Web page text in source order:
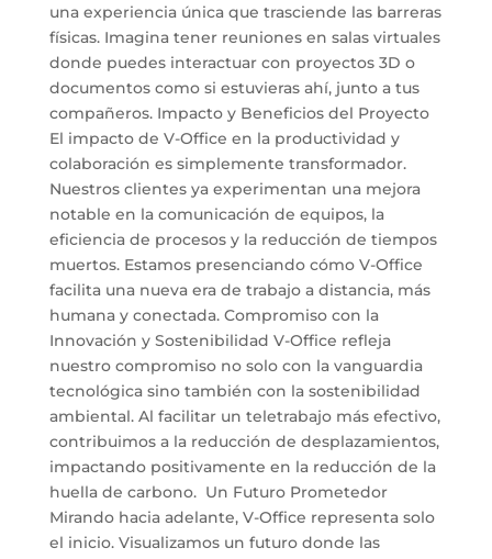
una experiencia única que trasciende las barreras
físicas. Imagina tener reuniones en salas virtuales
donde puedes interactuar con proyectos 3D o
documentos como si estuvieras ahí, junto a tus
compañeros. Impacto y Beneficios del Proyecto
El impacto de V-Office en la productividad y
colaboración es simplemente transformador.
Nuestros clientes ya experimentan una mejora
notable en la comunicación de equipos, la
eficiencia de procesos y la reducción de tiempos
muertos. Estamos presenciando cómo V-Office
facilita una nueva era de trabajo a distancia, más
humana y conectada. Compromiso con la
Innovación y Sostenibilidad V-Office refleja
nuestro compromiso no solo con la vanguardia
tecnológica sino también con la sostenibilidad
ambiental. Al facilitar un teletrabajo más efectivo,
contribuimos a la reducción de desplazamientos,
impactando positivamente en la reducción de la
huella de carbono. Un Futuro Prometedor
Mirando hacia adelante, V-Office representa solo
el inicio. Visualizamos un futuro donde las